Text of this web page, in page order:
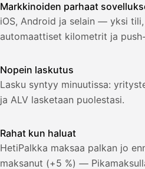
Markkinoiden parhaat
iOS, Android ja selain — yksi
automaattiset kilometrit ja
Nopein laskutus
Lasku syntyy minuutissa:
ja ALV lasketaan puolestasi.
Rahat kun haluat
HetiPalkka maksaa palkan jo
maksanut (+5 %) —